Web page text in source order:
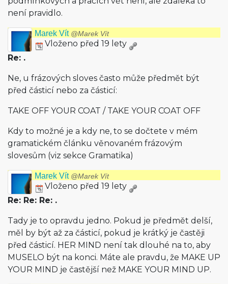
není pravidlo.
Marek Vít @Marek Vít
Vloženo před 19 lety
Re: .
Ne, u frázových sloves často může předmět být
před částicí nebo za částicí:
TAKE OFF YOUR COAT / TAKE YOUR COAT OFF
Kdy to možné je a kdy ne, to se dočtete v mém
gramatickém článku věnovaném frázovým
slovesům (viz sekce Gramatika)
Marek Vít @Marek Vít
Vloženo před 19 lety
Re: Re: Re: .
Tady je to opravdu jedno. Pokud je předmět delší,
měl by být až za částicí, pokud je krátký je častěji
před částicí. HER MIND není tak dlouhé na to, aby
MUSELO být na konci. Máte ale pravdu, že MAKE UP
YOUR MIND je častější než MAKE YOUR MIND UP.